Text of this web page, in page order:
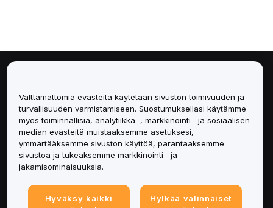
Palvelut
Tuki
Tuotteet
Lakiasiat
Välttämättömiä evästeitä käytetään sivuston toimivuuden ja
turvallisuuden varmistamiseen. Suostumuksellasi käytämme
myös toiminnallisia, analytiikka-, markkinointi- ja sosiaalisen
median evästeitä muistaaksemme asetuksesi,
ymmärtääksemme sivuston käyttöä, parantaaksemme
sivustoa ja tukeaksemme markkinointi- ja
jakamisominaisuuksia.
Hyväksy kaikki
Hylkää valinnaiset